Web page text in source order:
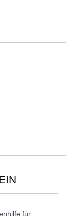
für